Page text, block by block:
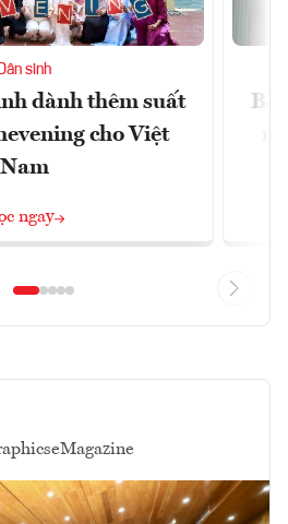
Dân sinh
dành thêm suất
cho Việt
Nam
ngay
Bộ
eMagazine